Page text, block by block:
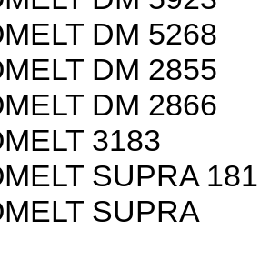
DM 5268
DM 2855
DM 2866
3183
SUPRA 181
SUPRA